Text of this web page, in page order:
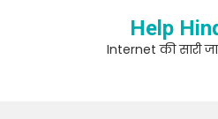
Help
Internet की सारी